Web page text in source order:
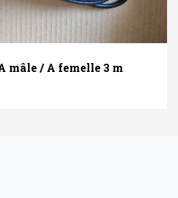
mâle / A femelle 3 m